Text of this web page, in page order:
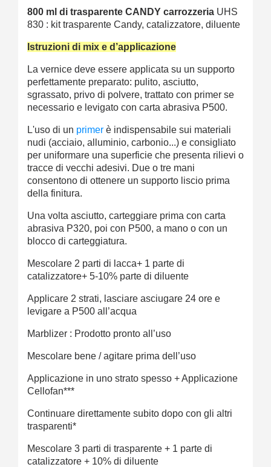
800 ml di trasparente CANDY carrozzeria UHS
830 : kit trasparente Candy, catalizzatore, diluente
Istruzioni di mix e d’applicazione
La vernice deve essere applicata su un supporto
perfettamente preparato: pulito, asciutto,
sgrassato, privo di polvere, trattato con primer se
necessario e levigato con carta abrasiva P500.
L'uso di un primer è indispensabile sui materiali
nudi (acciaio, alluminio, carbonio...) e consigliato
per uniformare una superficie che presenta rilievi o
tracce di vecchi adesivi. Due o tre mani
consentono di ottenere un supporto liscio prima
della finitura.
Una volta asciutto, carteggiare prima con carta
abrasiva P320, poi con P500, a mano o con un
blocco di carteggiatura.
Mescolare 2 parti di lacca+ 1 parte di
catalizzatore+ 5-10% parte di diluente
Applicare 2 strati, lasciare asciugare 24 ore e
levigare a P500 all’acqua
Marblizer : Prodotto pronto all’uso
Mescolare bene / agitare prima dell’uso
Applicazione in uno strato spesso + Applicazione
Cellofan***
Continuare direttamente subito dopo con gli altri
trasparenti*
Mescolare 3 parti di trasparente + 1 parte di
catalizzatore + 10% di diluente